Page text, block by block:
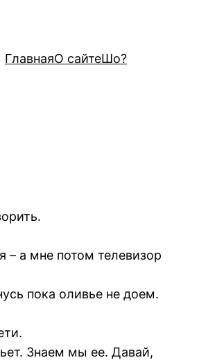
ГлавнаяО сайтеШо?
а мне потом телевизор
пока оливье не доем.
Знаем мы ее. Давай,